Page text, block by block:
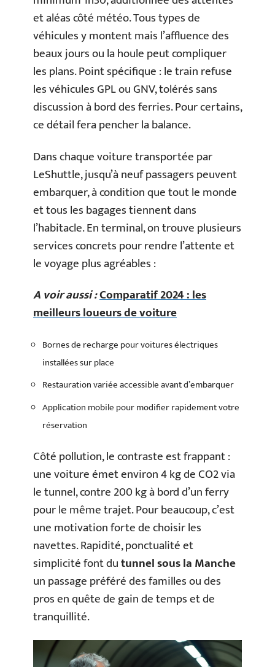
et aléas côté météo. Tous types de
véhicules y montent mais l’affluence des
beaux jours ou la houle peut compliquer
les plans. Point spécifique : le train refuse
les véhicules GPL ou GNV, tolérés sans
discussion à bord des ferries. Pour certains,
ce détail fera pencher la balance.
Dans chaque voiture transportée par
LeShuttle, jusqu’à neuf passagers peuvent
embarquer, à condition que tout le monde
et tous les bagages tiennent dans
l’habitacle. En terminal, on trouve plusieurs
services concrets pour rendre l’attente et
le voyage plus agréables :
A voir aussi :Comparatif 2024 : les
meilleurs loueurs de voiture
Bornes de recharge pour voitures électriques
installées sur place
Restauration variée accessible avant d’embarquer
Application mobile pour modifier rapidement votre
réservation
Côté pollution, le contraste est frappant :
une voiture émet environ 4 kg de CO2 via
le tunnel, contre 200 kg à bord d’un ferry
pour le même trajet. Pour beaucoup, c’est
une motivation forte de choisir les
navettes. Rapidité, ponctualité et
simplicité font dutunnel sous la Manche
un passage préféré des familles ou des
pros en quête de gain de temps et de
tranquillité.